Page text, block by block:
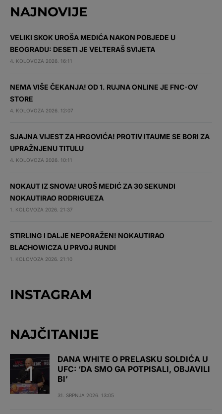
NAJNOVIJE
VELIKI SKOK UROŠA MEDIĆA NAKON POBJEDE U
BEOGRADU: DESETI JE VELTERAŠ SVIJETA
4. KOLOVOZA 2026. 16:11
NEMA VIŠE ČEKANJA! OD 1. RUJNA ONLINE JE FNC-OV
STORE
4. KOLOVOZA 2026. 12:07
SJAJNA VIJEST ZA HRGOVIĆA! PROTIV ITAUME SE BORI ZA
UPRAŽNJENU TITULU
4. KOLOVOZA 2026. 10:11
NOKAUT IZ SNOVA! UROŠ MEDIĆ ZA 30 SEKUNDI
NOKAUTIRAO RODRIGUEZA
1. KOLOVOZA 2026. 21:37
STIRLING I DALJE NEPORAŽEN! NOKAUTIRAO
BLACHOWICZA U PRVOJ RUNDI
1. KOLOVOZA 2026. 21:10
INSTAGRAM
NAJČITANIJE
DANA WHITE O PRELASKU SOLDIĆA U
UFC: ‘DA SMO GA POTPISALI, OBJAVILI
BI’
31. SRPNJA 2026. 13:05